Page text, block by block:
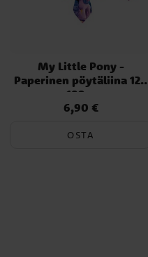
My Little Pony -
Paperinen pöytäliina 120
x 180 cm
Hinta:6,90 €
6,90 €
OSTA